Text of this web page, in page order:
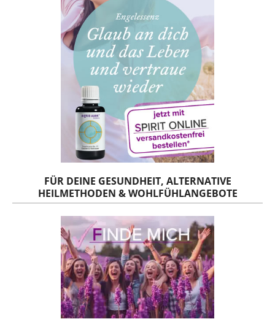
FÜR DEINE GESUNDHEIT, ALTERNATIVE
HEILMETHODEN & WOHLFÜHLANGEBOTE